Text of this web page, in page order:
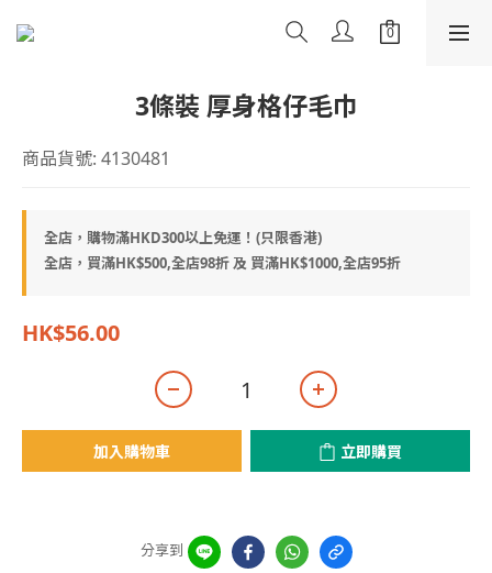
3條裝 厚身格仔毛巾
商品貨號: 4130481
全店，購物滿HKD300以上免運！(只限香港)
全店，買滿HK$500,全店98折 及 買滿HK$1000,全店95折
HK$56.00
加入購物車 立即購買
分享到